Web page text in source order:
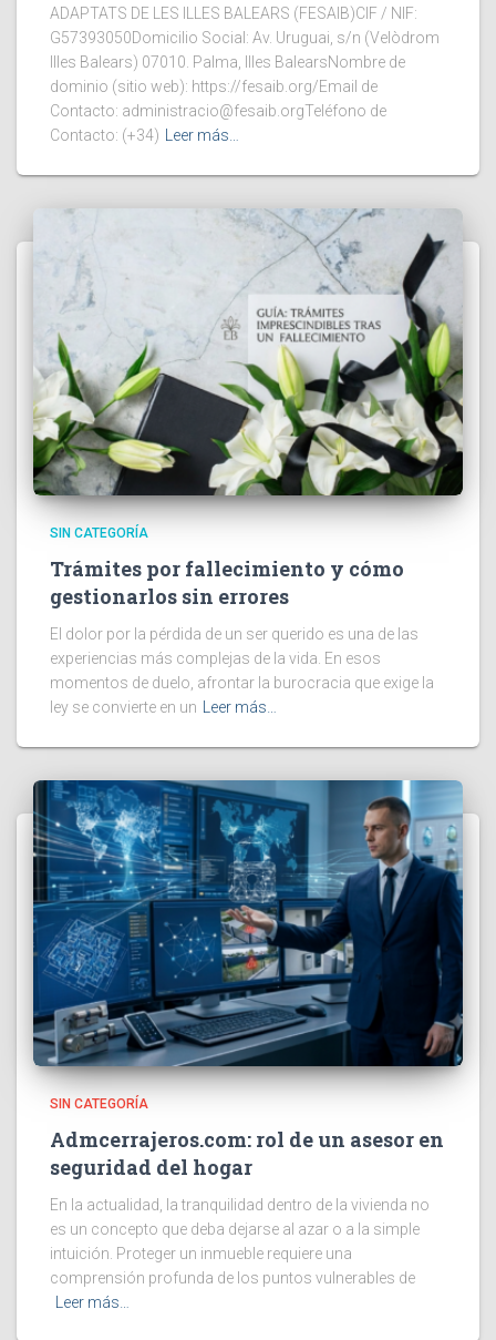
ADAPTATS DE LES ILLES BALEARS (FESAIB)CIF / NIF:
G57393050Domicilio Social: Av. Uruguai, s/n (Velòdrom
Illes Balears) 07010. Palma, Illes BalearsNombre de
dominio (sitio web): https://fesaib.org/Email de
Contacto: administracio@fesaib.orgTeléfono de
Contacto: (+34)
Leer más…
SIN CATEGORÍA
Trámites por fallecimiento y cómo
gestionarlos sin errores
El dolor por la pérdida de un ser querido es una de las
experiencias más complejas de la vida. En esos
momentos de duelo, afrontar la burocracia que exige la
ley se convierte en un
Leer más…
SIN CATEGORÍA
Admcerrajeros.com: rol de un asesor en
seguridad del hogar
En la actualidad, la tranquilidad dentro de la vivienda no
es un concepto que deba dejarse al azar o a la simple
intuición. Proteger un inmueble requiere una
comprensión profunda de los puntos vulnerables de
Leer más…